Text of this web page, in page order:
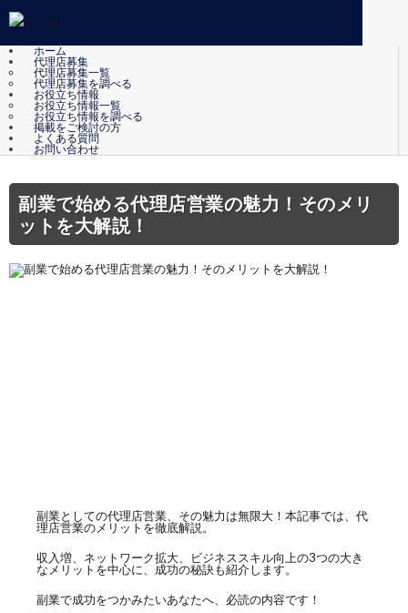
ホーム
代理店募集
代理店募集一覧
代理店募集を調べる
お役立ち情報
お役立ち情報一覧
お役立ち情報を調べる
掲載をご検討の方
よくある質問
お問い合わせ
副業で始める代理店営業の魅力！そのメリ
ットを大解説！
副業としての代理店営業、その魅力は無限大！本記事では、代
理店営業のメリットを徹底解説。
収入増、ネットワーク拡大、ビジネススキル向上の3つの大き
なメリットを中心に、成功の秘訣も紹介します。
副業で成功をつかみたいあなたへ、必読の内容です！